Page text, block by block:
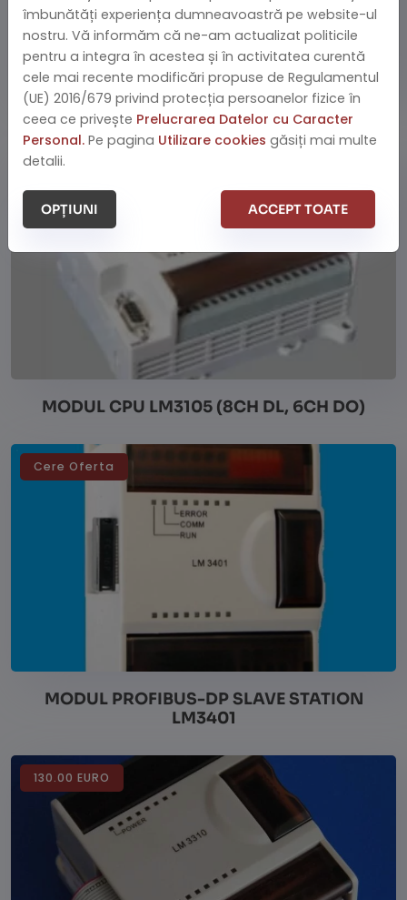
Vezi detalii
MODUL CPU LM3104 (8CH DL, 6CH DO)
Vezi detalii
MODUL CPU LM3105 (8CH DL, 6CH DO)
Cere Oferta
Vezi detalii
MODUL PROFIBUS-DP SLAVE STATION
LM3401
130.00 EURO
îmbunătăți experiența dumneavoastră pe website-ul
nostru. Vă informăm că ne-am actualizat politicile
pentru a integra în acestea și în activitatea curentă
cele mai recente modificări propuse de Regulamentul
(UE) 2016/679 privind protecția persoanelor fizice în
ceea ce privește Prelucrarea Datelor cu Caracter
Personal. Pe pagina Utilizare cookies găsiți mai multe
detalii.
OPȚIUNI ACCEPT TOATE